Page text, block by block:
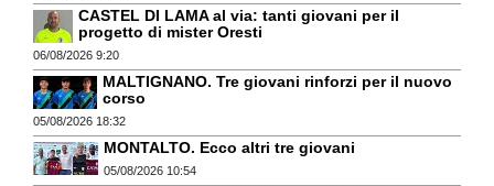
CASTEL DI LAMA al via: tanti giovani per il
progetto di mister Oresti
06/08/2026 9:20
MALTIGNANO. Tre giovani rinforzi per il nuovo
corso
05/08/2026 18:32
MONTALTO. Ecco altri tre giovani
05/08/2026 10:54